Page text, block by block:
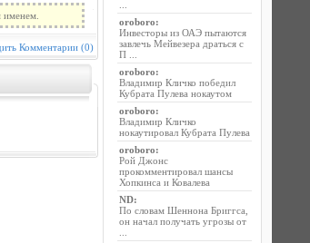
именем.
Комментарии (0)
oroboro:
Инвесторы из ОАЭ пытаются
завлечь Мейвезера драться с
П ...
oroboro:
Владимир Кличко победил
Кубрата Пулева нокаутом
oroboro:
Владимир Кличко
нокаутировал Кубрата Пулева
oroboro:
Рой Джонс
прокомментировал шансы
Хопкинса и Ковалева
ND:
По словам Шеннона Бриггса,
он начал получать угрозы от